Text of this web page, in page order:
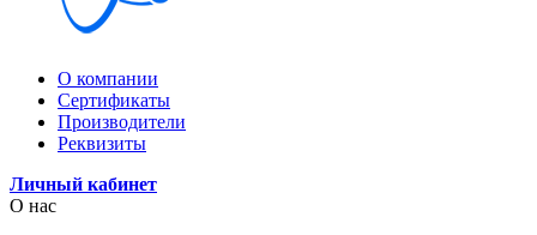
О компании
Сертификаты
Производители
Реквизиты
Личный кабинет
О нас